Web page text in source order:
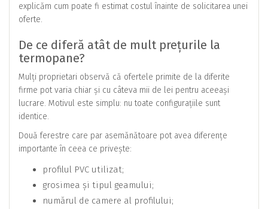
explicăm cum poate fi estimat costul înainte de solicitarea unei
oferte.
De ce diferă atât de mult prețurile la
termopane?
Mulți proprietari observă că ofertele primite de la diferite
firme pot varia chiar și cu câteva mii de lei pentru aceeași
lucrare. Motivul este simplu: nu toate configurațiile sunt
identice.
Două ferestre care par asemănătoare pot avea diferențe
importante în ceea ce privește:
profilul PVC utilizat;
grosimea și tipul geamului;
numărul de camere al profilului;